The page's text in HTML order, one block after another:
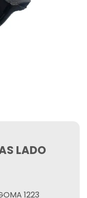
LADO
1223